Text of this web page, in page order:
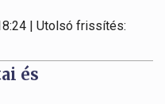
| Utolsó frissítés:
és